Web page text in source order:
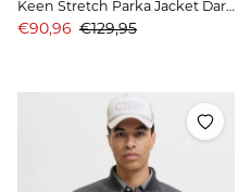
Keen Stretch Parka Jacket Dark Navy
Aanbiedingsprijs
€90,96 Prijs
€129,95